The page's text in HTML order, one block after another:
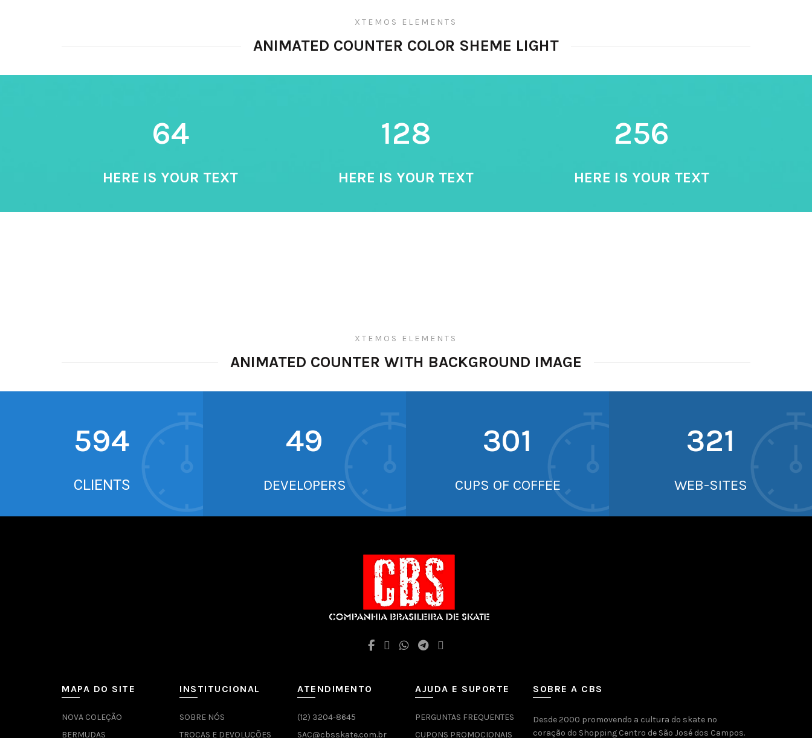
XTEMOS ELEMENTS
ANIMATED COUNTER COLOR SHEME LIGHT
64
HERE IS YOUR TEXT
128
HERE IS YOUR TEXT
256
HERE IS YOUR TEXT
XTEMOS ELEMENTS
ANIMATED COUNTER WITH BACKGROUND IMAGE
634
CLIENTS
52
DEVELOPERS
321
CUPS OF COFFEE
342
WEB-SITES
MAPA DO SITE
NOVA COLEÇÃO
BERMUDAS
INSTITUCIONAL
SOBRE NÓS
TROCAS E DEVOLUÇÕES
ATENDIMENTO
(12) 3204-8645
SAC@cbsskate.com.br
AJUDA E SUPORTE
PERGUNTAS FREQUENTES
CUPONS PROMOCIONAIS
SOBRE A CBS
Desde 2000 promovendo a cultura do skate no
coração do Shopping Centro de São José dos Campos.